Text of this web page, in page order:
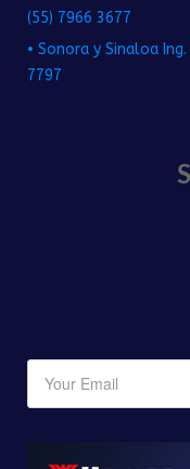
(55) 7966 3677
• Sonora y Sinaloa
7797